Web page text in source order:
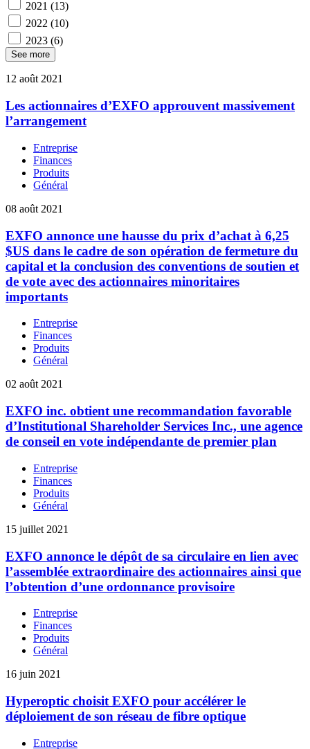
2021 (13)
2022 (10)
2023 (6)
See more
12 août 2021
Les actionnaires d’EXFO approuvent massivement
l’arrangement
Entreprise
Finances
Produits
Général
08 août 2021
EXFO annonce une hausse du prix d’achat à 6,25
$US dans le cadre de son opération de fermeture du
capital et la conclusion des conventions de soutien et
de vote avec des actionnaires minoritaires
importants
Entreprise
Finances
Produits
Général
02 août 2021
EXFO inc. obtient une recommandation favorable
d’Institutional Shareholder Services Inc., une agence
de conseil en vote indépendante de premier plan
Entreprise
Finances
Produits
Général
15 juillet 2021
EXFO annonce le dépôt de sa circulaire en lien avec
l’assemblée extraordinaire des actionnaires ainsi que
l’obtention d’une ordonnance provisoire
Entreprise
Finances
Produits
Général
16 juin 2021
Hyperoptic choisit EXFO pour accélérer le
déploiement de son réseau de fibre optique
Entreprise